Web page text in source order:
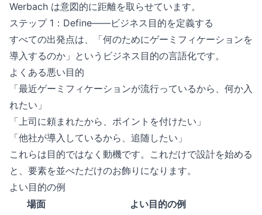
Werbach は意図的に距離を取らせています。
ステップ 1：Define——ビジネス目的を定義する
すべての出発点は、「何のためにゲーミフィケーションを
導入するのか」というビジネス目的の言語化です。
よくある悪い目的
「最近ゲーミフィケーションが流行っているから、何か入
れたい」
「上司に頼まれたから、ポイントを付けたい」
「他社が導入しているから、追随したい」
これらは目的ではなく動機です。これだけで設計を始める
と、要素を並べただけのお飾りになります。
よい目的の例
場面
よい目的の例